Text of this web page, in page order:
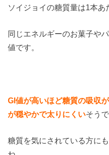
ソイジョイの糖質量は1本あ
同じエネルギーのお菓子や
値です。
GI値が高いほど糖質の吸収
が穏やかで太りにくいそうで
糖質を気にされている方に